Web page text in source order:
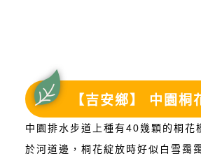
【吉安鄉】 中園桐
中園排水步道上種有40幾顆的桐花
於河道邊，桐花綻放時好似白雪靄